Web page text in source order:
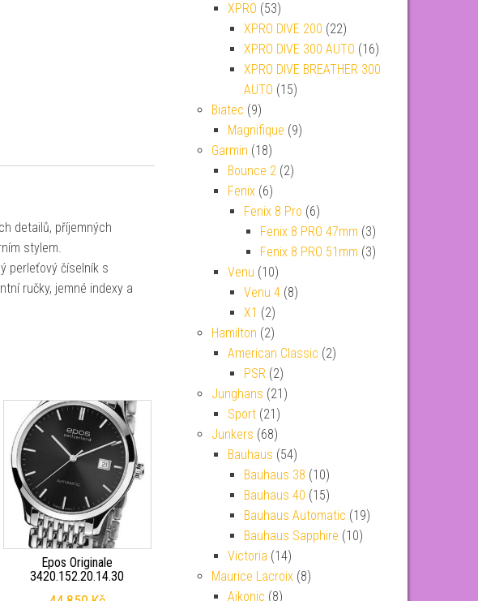
detailů, příjemných
stylem.
perleťový číselník s
ručky, jemné indexy a
Epos Originale
3420.152.20.14.30
XPRO (53)
XPRO DIVE 200 (22)
XPRO DIVE 300 AUTO (16)
XPRO DIVE BREATHER 300
AUTO (15)
Biatec (9)
Magnifique (9)
Garmin (18)
Bounce 2 (2)
Fenix (6)
Fenix 8 Pro (6)
Fenix 8 PRO 47mm (3)
Fenix 8 PRO 51mm (3)
Venu (10)
Venu 4 (8)
X1 (2)
Hamilton (2)
American Classic (2)
PSR (2)
Junghans (21)
Sport (21)
Junkers (68)
Bauhaus (54)
Bauhaus 38 (10)
Bauhaus 40 (15)
Bauhaus Automatic (19)
Bauhaus Sapphire (10)
Victoria (14)
Maurice Lacroix (8)
Aikonic (8)